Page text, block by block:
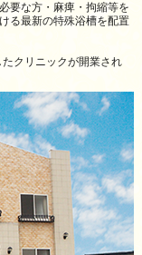
要な方・麻痺・拘縮等を
る最新の特殊浴槽を配置
クリニックが開業され